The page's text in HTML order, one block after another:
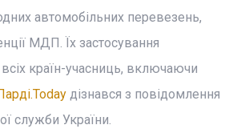
автомобільних перевезень,
МДП. Їх застосування
країн-учасниць, включаючи
дізнався з повідомлення
служби України.